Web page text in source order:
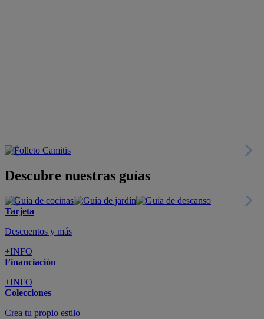
Descubre nuestras guías
Tarjeta
Descuentos y más
+INFO
Financiación
+INFO
Colecciones
Crea tu propio estilo